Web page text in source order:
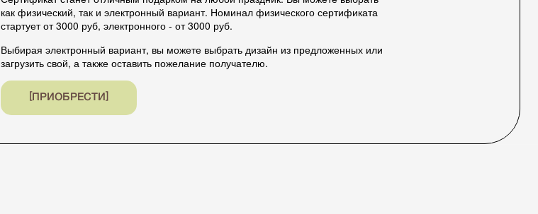
как физический, так и электронный вариант. Номинал физического сертификата
стартует от 3000 руб, электронного - от 3000 руб.
Выбирая электронный вариант, вы можете выбрать дизайн из предложенных или
загрузить свой, а также оставить пожелание получателю.
ПРИОБРЕСТИ